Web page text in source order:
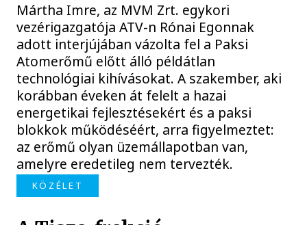
Mártha Imre, az MVM Zrt. egykori
vezérigazgatója ATV-n Rónai Egonnak
adott interjújában vázolta fel a Paksi
Atomerőmű előtt álló példátlan
technológiai kihívásokat. A szakember, aki
korábban éveken át felelt a hazai
energetikai fejlesztésekért és a paksi
blokkok működéséért, arra figyelmeztet:
az erőmű olyan üzemállapotban van,
amelyre eredetileg nem tervezték.
KÖZÉLET